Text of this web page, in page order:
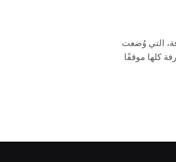
التي وُضعت
كلها موقفًا